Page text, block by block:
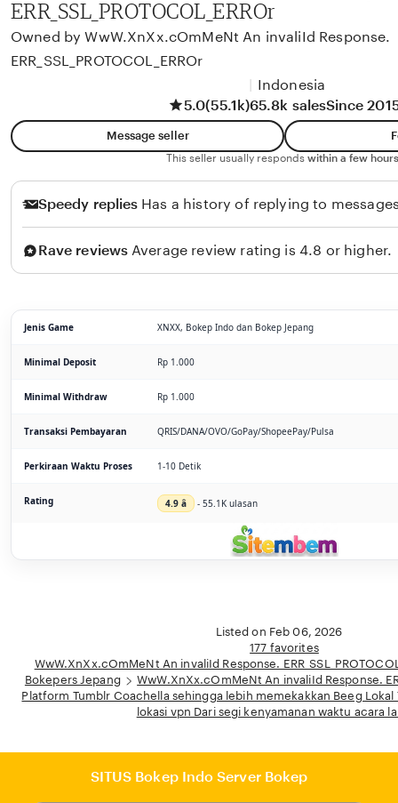
ERR_SSL_PROTOCOL_ERROr
Owned by WwW.XnXx.cOmMeNt An invaliId Response.
ERR_SSL_PROTOCOL_ERROr
Indonesia
5.0(55.1k)65.8k salesSince
Message seller
This seller usually responds within a few
Speedy replies Has a history of replying to
Rave reviews Average review rating is 4.8 or higher.
Jenis Game XNXX, Bokep Indo dan Bokep Jepang
Minimal Deposit Rp 1.000
Minimal Withdraw Rp 1.000
Transaksi Pembayaran QRIS/DANA/OVO/GoPay/ShopeePay/Pulsa
Perkiraan Waktu Proses 1-10 Detik
Rating 4.9 â­ - 55.1K ulasan
Listed on Feb 06, 2026
177 favorites
WwW.XnXx.cOmMeNt An invaliId Response.
Bokepers Jepang
WwW.XnXx.cOmMeNt An invaliId Response.
Platform Tumblr Coachella sehingga lebih memekakkan Beeg Lokal
lokasi vpn Dari segi kenyamanan waktu acara
SITUS Bokep Indo Server Bokep